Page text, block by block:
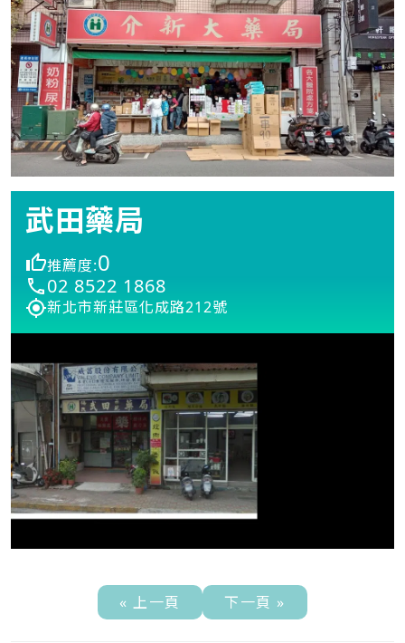
武田藥局
推薦度:0
02 8522 1868
新北市新莊區化成路212號
« 上一頁 下一頁 »